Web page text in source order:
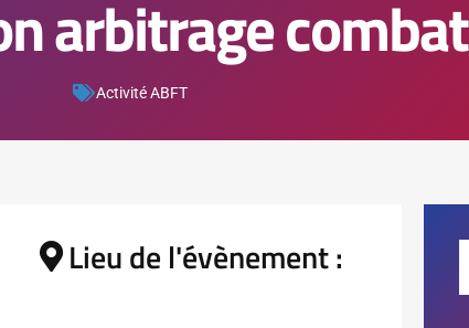
arbitrage combat
Activité ABFT
Lieu de l'évènement :